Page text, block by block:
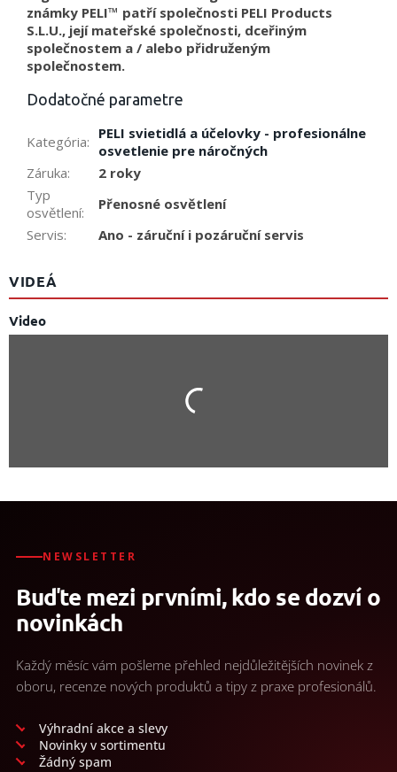
známky PELI™ patří společnosti PELI Products
S.L.U., její mateřské společnosti, dceřiným
společnostem a / alebo přidruženým
společnostem.
Dodatočné parametre
Kategória: PELI svietidlá a účelovky - profesionálne
osvetlenie pre náročných
Záruka:
2 roky
Typ
osvětlení:
Přenosné osvětlení
Servis: Ano - záruční i pozáruční servis
VIDEÁ
Video
NEWSLETTER
Buďte mezi prvními, kdo se dozví o
novinkách
Každý měsíc vám pošleme přehled nejdůležitějších novinek z
oboru, recenze nových produktů a tipy z praxe profesionálů.
Výhradní akce a slevy
Novinky v sortimentu
Žádný spam